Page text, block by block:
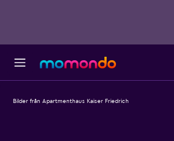
Bilder från Apartmenthaus Kaiser Friedrich